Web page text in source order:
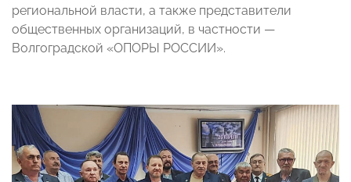
региональной власти, а также представители
общественных организаций, в частности —
Волгоградской «ОПОРЫ РОССИИ».